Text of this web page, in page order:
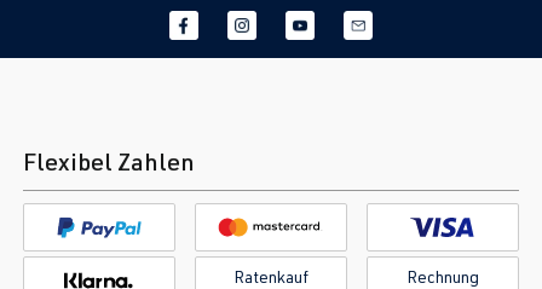
Flexibel Zahlen
Ratenkauf Rechnung